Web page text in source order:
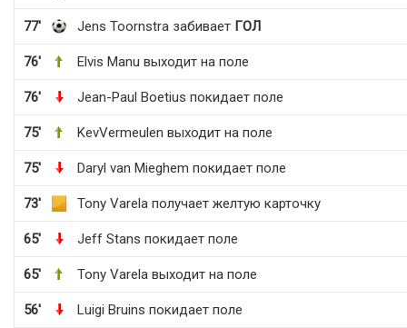
77' Jens Toornstra забивает ГОЛ
76' Elvis Manu выходит на поле
76' Jean-Paul Boetius покидает поле
75' KevVermeulen выходит на поле
75' Daryl van Mieghem покидает поле
73' Tony Varela получает желтую карточку
65' Jeff Stans покидает поле
65' Tony Varela выходит на поле
56' Luigi Bruins покидает поле